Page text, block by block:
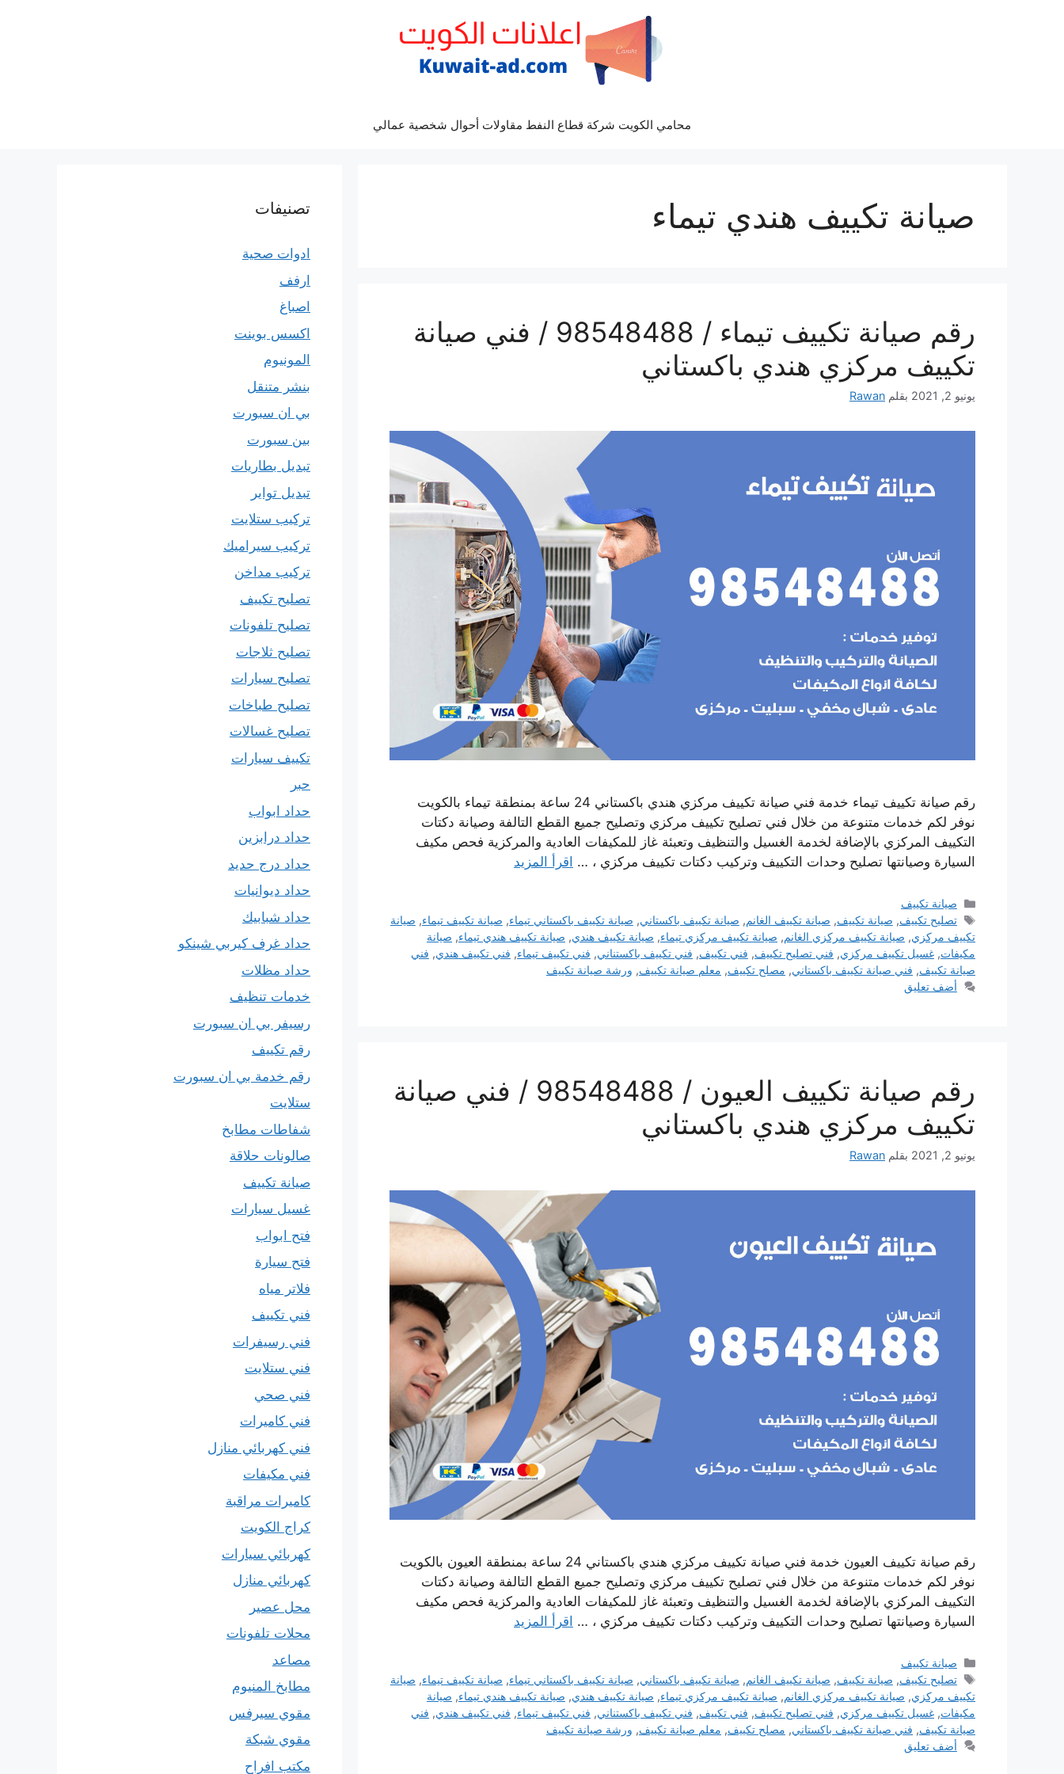
محامي الكويت شركة قطاع النفط مقاولات أحوال شخصية عمالي
صيانة تكييف هندي تيماء
رقم صيانة تكييف تيماء / 98548488 / فني صيانة
تكييف مركزي هندي باكستاني
يونيو 2, 2021 بقلم Rawan
رقم صيانة تكييف تيماء خدمة فني صيانة تكييف مركزي هندي باكستاني 24 ساعة بمنطقة تيماء بالكويت
نوفر لكم خدمات متنوعة من خلال فني تصليح تكييف مركزي وتصليح جميع القطع التالفة وصيانة دكتات
التكييف المركزي بالإضافة لخدمة الغسيل والتنظيف وتعبئة غاز للمكيفات العادية والمركزية فحص مكيف
السيارة وصيانتها تصليح وحدات التكييف وتركيب دكتات تكييف مركزي ، … اقرأ المزيد
التصنيفات
صيانة تكييف
الوسوم
تصليح تكييف, صيانة تكييف, صيانة تكييف الغانم, صيانة تكييف باكستاني, صيانة تكييف باكستاني تيماء, صيانة تكييف تيماء, صيانة
تكييف مركزي, صيانة تكييف مركزي الغانم, صيانة تكييف مركزي تيماء, صيانة تكييف هندي, صيانة تكييف هندي تيماء, صيانة
مكيفات, غسيل تكييف مركزي, فني تصليح تكييف, فني تكييف, فني تكييف باكستناني, فني تكييف تيماء, فني تكييف هندي, فني
صيانة تكييف, فني صيانة تكييف باكستاني, مصلح تكييف, معلم صيانة تكييف, ورشة صيانة تكييف
أضف تعليق
رقم صيانة تكييف العيون / 98548488 / فني صيانة
تكييف مركزي هندي باكستاني
يونيو 2, 2021 بقلم Rawan
رقم صيانة تكييف العيون خدمة فني صيانة تكييف مركزي هندي باكستاني 24 ساعة بمنطقة العيون بالكويت
نوفر لكم خدمات متنوعة من خلال فني تصليح تكييف مركزي وتصليح جميع القطع التالفة وصيانة دكتات
التكييف المركزي بالإضافة لخدمة الغسيل والتنظيف وتعبئة غاز للمكيفات العادية والمركزية فحص مكيف
السيارة وصيانتها تصليح وحدات التكييف وتركيب دكتات تكييف مركزي ، … اقرأ المزيد
التصنيفات
صيانة تكييف
الوسوم
تصليح تكييف, صيانة تكييف, صيانة تكييف الغانم, صيانة تكييف باكستاني, صيانة تكييف باكستاني تيماء, صيانة تكييف تيماء, صيانة
تكييف مركزي, صيانة تكييف مركزي الغانم, صيانة تكييف مركزي تيماء, صيانة تكييف هندي, صيانة تكييف هندي تيماء, صيانة
مكيفات, غسيل تكييف مركزي, فني تصليح تكييف, فني تكييف, فني تكييف باكستناني, فني تكييف تيماء, فني تكييف هندي, فني
صيانة تكييف, فني صيانة تكييف باكستاني, مصلح تكييف, معلم صيانة تكييف, ورشة صيانة تكييف
أضف تعليق
تصنيفات
ادوات صحية
ارفف
اصباغ
اكسس بوينت
المونيوم
بنشر متنقل
بي ان سبورت
بين سبورت
تبديل بطاريات
تبديل تواير
تركيب ستلايت
تركيب سيراميك
تركيب مداخن
تصليح تكييف
تصليح تلفونات
تصليح ثلاجات
تصليح سيارات
تصليح طباخات
تصليح غسالات
تكييف سيارات
حبر
حداد ابواب
حداد درابزين
حداد درج حديد
حداد ديوانيات
حداد شبابيك
حداد غرف كيربي شينكو
حداد مظلات
خدمات تنظيف
رسيفر بي ان سبورت
رقم تكييف
رقم خدمة بي ان سبورت
ستلايت
شفاطات مطابخ
صالونات حلاقة
صيانة تكييف
غسيل سيارات
فتح ابواب
فتح سيارة
فلاتر مياه
فني تكييف
فني رسيفرات
فني ستلايت
فني صحي
فني كاميرات
فني كهربائي منازل
فني مكيفات
كاميرات مراقبة
كراج الكويت
كهربائي سيارات
كهربائي منازل
محل عصير
محلات تلفونات
مصاعد
مطابخ المنيوم
مقوي سيرفس
مقوي شبكة
مكتب افراح